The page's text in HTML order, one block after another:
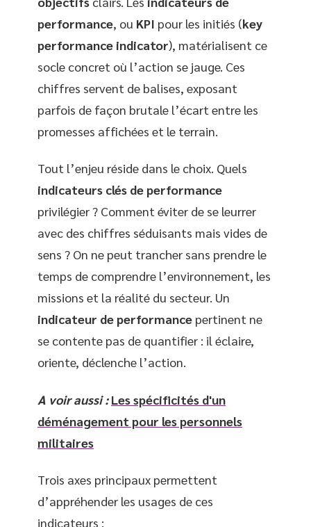
performance, ou KPI pour les initiés (key
performance indicator), matérialisent ce
socle concret où l’action se jauge. Ces
chiffres servent de balises, exposant
parfois de façon brutale l’écart entre les
promesses affichées et le terrain.
Tout l’enjeu réside dans le choix. Quels
indicateurs clés de performance
privilégier ? Comment éviter de se leurrer
avec des chiffres séduisants mais vides de
sens ? On ne peut trancher sans prendre le
temps de comprendre l’environnement, les
missions et la réalité du secteur. Un
indicateur de performance pertinent ne
se contente pas de quantifier : il éclaire,
oriente, déclenche l’action.
A voir aussi : Les spécificités d'un
déménagement pour les personnels
militaires
Trois axes principaux permettent
d’appréhender les usages de ces
indicateurs :